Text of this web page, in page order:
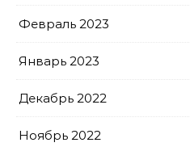
Февраль 2023
Январь 2023
Декабрь 2022
Ноябрь 2022